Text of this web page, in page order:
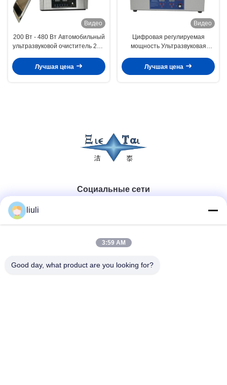
Видео
200 Вт - 480 Вт Автомобильный
ультразвуковой очиститель 22 л
Лучшая цена
Видео
Цифровая регулируемая
мощность Ультразвуковая
Ультразвуковая очистка для
стоматологии
Лучшая цена
Социальные сети
86-13823313140
liuli
3:59 AM
Good day, what product are you looking for?